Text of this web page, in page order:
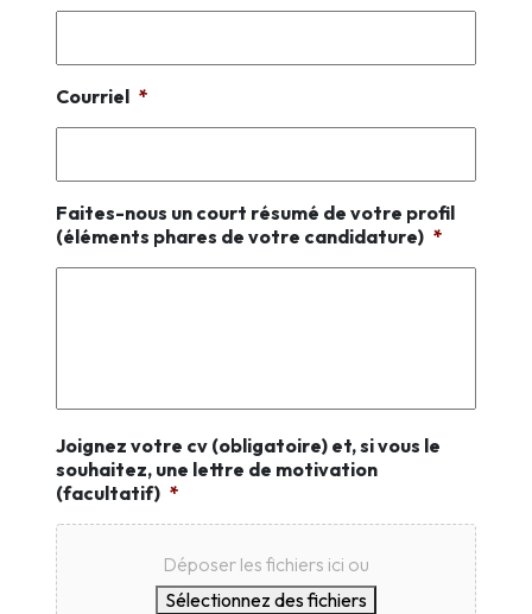
Courriel *
Faites-nous un court résumé de votre profil
(éléments phares de votre candidature) *
Joignez votre cv (obligatoire) et, si vous le
souhaitez, une lettre de motivation
(facultatif) *
Déposer les fichiers ici ou
Sélectionnez des fichiers